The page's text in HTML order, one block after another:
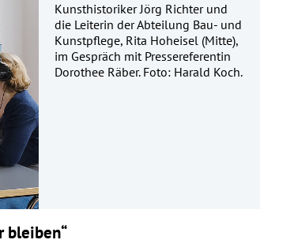
Kunsthistoriker Jörg Richter und
die Leiterin der Abteilung Bau- und
Kunstpflege, Rita Hoheisel (Mitte),
im Gespräch mit Pressereferentin
Dorothee Räber. Foto: Harald Koch.
bleiben“